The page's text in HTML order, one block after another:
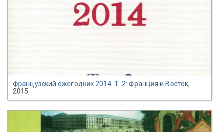
Французский ежегодник 2014. Т. 2: Франция и Восток,
2015